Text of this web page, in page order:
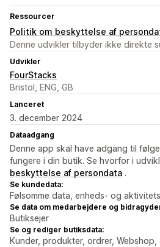
Ressourcer
Politik om beskyttelse af
Denne udvikler tilbyder ikke direkte
Udvikler
FourStacks
Bristol, ENG, GB
Lanceret
3. december 2024
Dataadgang
Denne app skal have adgang til
fungere i din butik. Se hvorfor i
beskyttelse af persondata .
Se kundedata:
Følsomme data, enheds- og
Se data om medarbejdere og
Butiksejer
Se og rediger butiksdata:
Kunder, produkter, ordrer, Webshop,